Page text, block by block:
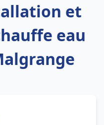
et
eau